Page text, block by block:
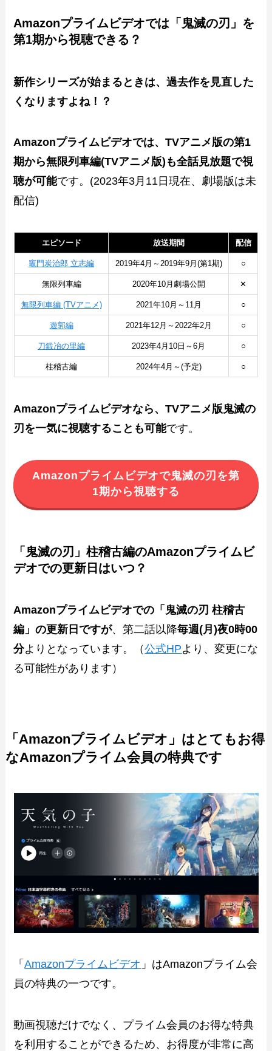
Amazonプライムビデオでは「鬼滅の刃」を
第1期から視聴できる？
新作シリーズが始まるときは、過去作を見直した
くなりますよね！？
Amazonプライムビデオでは、TVアニメ版の第1
期から無限列車編(TVアニメ版)も全話見放題で視
聴が可能です。(2023年3月11日現在、劇場版は未
配信)
エピソード 放送期間 配信
竈門炭治郎 立志編 2019年4月～2019年9月(第1期) ○
無限列車編 2020年10月劇場公開 ✕
無限列車編 (TVアニメ) 2021年10月～11月 ○
遊郭編 2021年12月～2022年2月 ○
刀鍛冶の里編 2023年4月10日～6月 ○
柱稽古編 2024年4月～(予定) ○
Amazonプライムビデオなら、TVアニメ版鬼滅の
刃を一気に視聴することも可能です。
Amazonプライムビデオで鬼滅の刃を第
1期から視聴する
「鬼滅の刃」柱稽古編のAmazonプライムビ
デオでの更新日はいつ？
Amazonプライムビデオでの「鬼滅の刃 柱稽古
編」の更新日ですが、第二話以降毎週(月)夜0時00
分よりとなっています。（公式HPより、変更にな
る可能性があります）
「Amazonプライムビデオ」はとてもお得
なAmazonプライム会員の特典です
「Amazonプライムビデオ 」はAmazonプライム会
員の特典の一つです。
動画視聴だけでなく、プライム会員のお得な特典
を利用することができるため、お得度が非常に高